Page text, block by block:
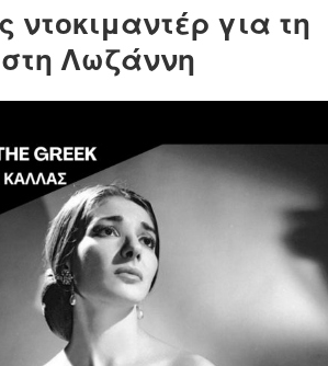
Καμπανία
της
Ανατολής”
στη
παρουσία
του
σκηνοθέτη”
ντοκιμαντέρ για τη
Λωζάννη